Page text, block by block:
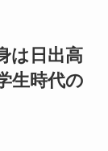
は日出高
生時代の